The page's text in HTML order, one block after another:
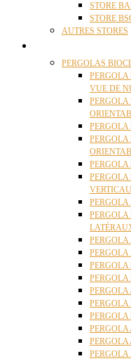
STORE
STORE
AUTRES STORES
PERGOLAS
VUE DE
PERGOLA
PERGOLA
PERGOLA
PERGOLA
PERGOLA